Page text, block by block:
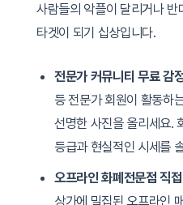
사람들의 악플이 달리거나
타겟이 되기 십상입니다.
전문가 커뮤니티 무료 감
등 전문가 회원이 활동하
선명한 사진을 올리세요.
등급과 현실적인 시세를
오프라인 화폐전문점 직
상가에 밀집된 오프라인